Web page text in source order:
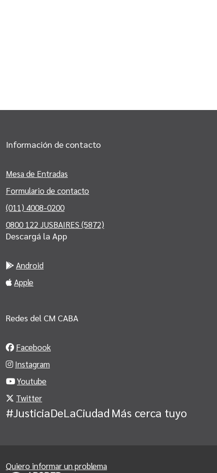
Información de contacto
Mesa de Entradas
Formulario de contacto
(011) 4008-0200
0800 122 JUSBAIRES (5872)
Descargá la App
Android
Apple
Redes del CM CABA
Facebook
Instagram
Youtube
Twitter
#JusticiaDeLaCiudad Más cerca tuyo
Quiero informar un problema